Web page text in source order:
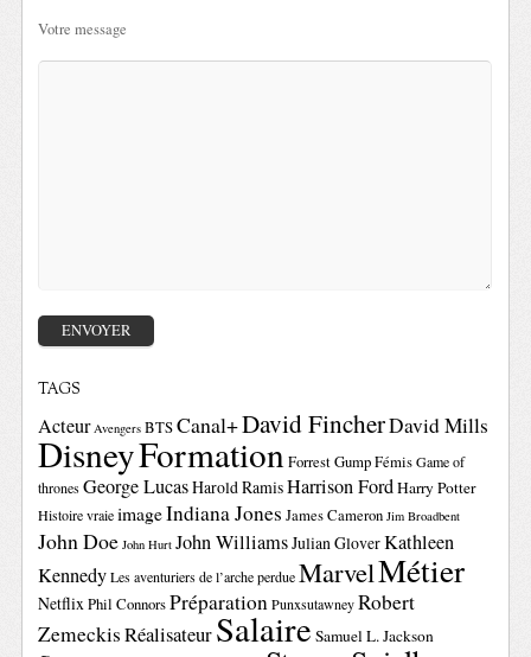
Votre message
TAGS
Acteur Avengers BTSCanal+David FincherDavid Mills
DisneyFormation Forrest GumpFémis Game of
thrones George LucasHarold RamisHarrison FordHarry Potter
Histoire vraie imageIndiana Jones James Cameron Jim Broadbent
John Doe John Hurt John WilliamsJulian GloverKathleen
Kennedy Les aventuriers de l’arche perdue MarvelMétier
Netflix Phil ConnorsPréparation Punxsutawney Robert
ZemeckisRéalisateurSalaire Samuel L. Jackson